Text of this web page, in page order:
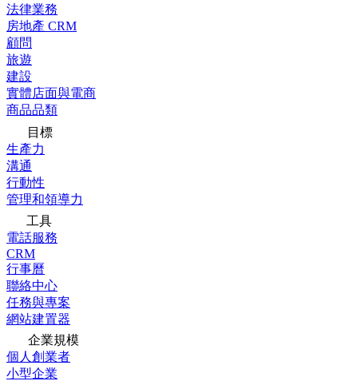
法律業務
房地產 CRM
顧問
旅遊
建設
實體店面與電商
商品品類
目標
生產力
溝通
行動性
管理和領導力
工具
電話服務
CRM
行事曆
聯絡中心
任務與專案
網站建置器
企業規模
個人創業者
小型企業